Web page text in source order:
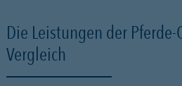
Die Leistungen der
Vergleich